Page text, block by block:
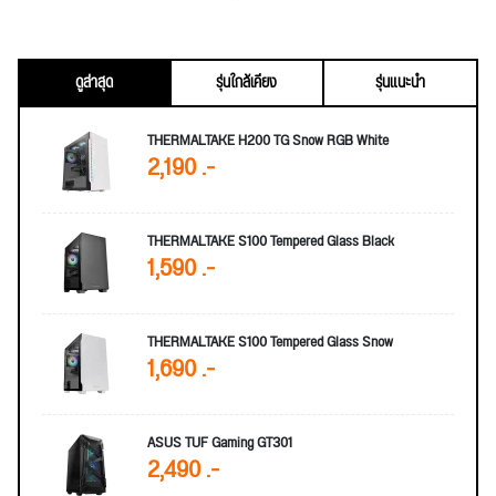
ดูล่าสุด รุ่นใกล้เคียง
รุ่นแนะนำ
THERMALTAKE H200 TG Snow RGB White
2,190 .-
THERMALTAKE S100 Tempered Glass Black
1,590 .-
THERMALTAKE S100 Tempered Glass Snow
1,690 .-
ASUS TUF Gaming GT301
2,490 .-